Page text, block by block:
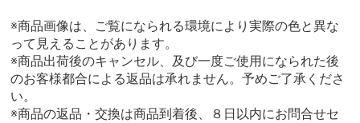
※商品画像は、ご覧になられる環境により実際の色と異な
って見えることがあります。
※商品出荷後のキャンセル、及び一度ご使用になられた後
のお客様都合による返品は承れません。予めご了承くださ
い。
※商品の返品・交換は商品到着後、８日以内にお問合せセ